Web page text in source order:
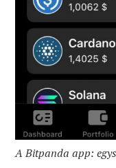
A Bitpanda app: